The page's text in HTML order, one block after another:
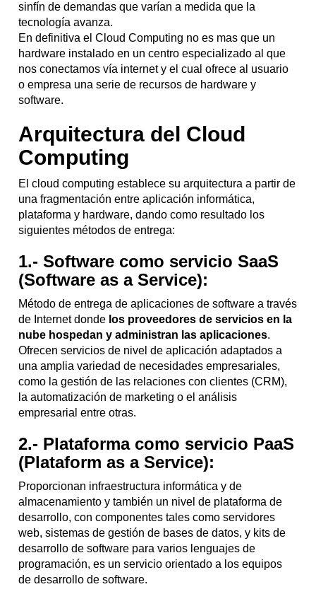
sinfín de demandas que varían a medida que la
tecnología avanza.
En definitiva el Cloud Computing no es mas que un
hardware instalado en un centro especializado al que
nos conectamos vía internet y el cual ofrece al usuario
o empresa una serie de recursos de hardware y
software.
Arquitectura del Cloud
Computing
El cloud computing establece su arquitectura a partir de
una fragmentación entre aplicación informática,
plataforma y hardware, dando como resultado​ los
siguientes métodos de entrega:
1.- Software como servicio SaaS
(Software as a Service):
Método de entrega de aplicaciones de software a través
de Internet donde los proveedores de servicios en la
nube hospedan y administran las aplicaciones.
Ofrecen servicios de nivel de aplicación adaptados a
una amplia variedad de necesidades empresariales,
como la gestión de las relaciones con clientes (CRM),
la automatización de marketing o el análisis
empresarial entre otras.
2.- Plataforma como servicio PaaS
(Plataform as a Service):
Proporcionan infraestructura informática y de
almacenamiento y también un nivel de plataforma de
desarrollo, con componentes tales como servidores
web, sistemas de gestión de bases de datos, y kits de
desarrollo de software para varios lenguajes de
programación, es un servicio orientado a los equipos
de desarrollo de software.